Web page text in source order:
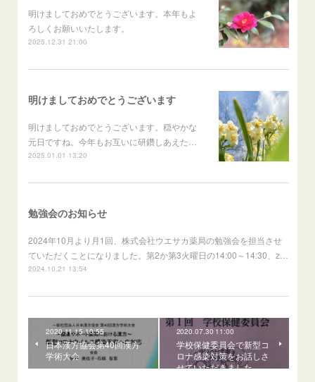
明けましておめでとうございます。本年もよ
ろしくお願いいたします。
2025.12.31 21:00
明けましておめでとうございます
明けましておめでとうございます。穏やかな
元日ですね。今年もお互いに研鑽しあえた…
2025.01.01 13:20
勉強会のお知らせ
2024年10月より月1回、株式会社ウエサカ薬局の勉強会を担当させ
ていただくことになりました。第2か第3火曜日の14:00～14:30、z…
2024.10.21 13:54
2020.11.15 10:55
日本漢方協会第40回漢方
学術大会
2020.07.30 11:00
学校保健委員会で新型コ
ロナ感染対策をお話しさ
せていただきました